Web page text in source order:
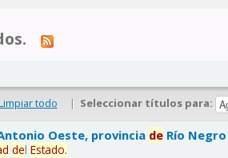
todo | Seleccionar títulos para:
Oeste, provincia de Río Negro
delEstado.